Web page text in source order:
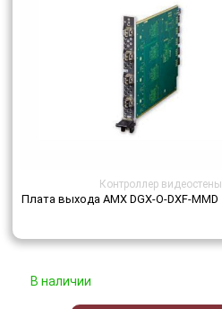
Контроллер видеостены
Плата выхода AMX DGX-O-DXF-MMD
В наличии